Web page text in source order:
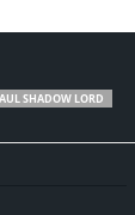
SHADOW LORD